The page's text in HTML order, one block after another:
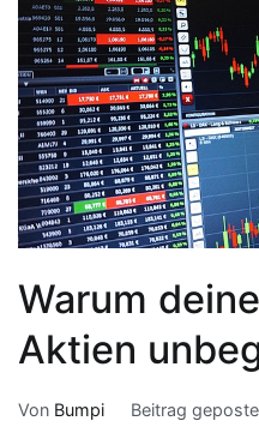
Warum
Aktien
Von Bumpi Beitrag